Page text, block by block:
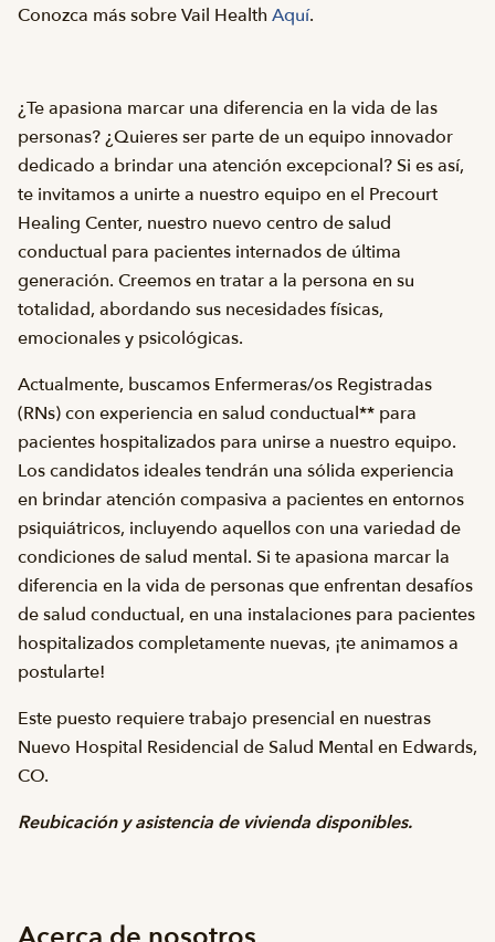
Conozca más sobre Vail Health Aquí.
¿Te apasiona marcar una diferencia en la vida de las
personas? ¿Quieres ser parte de un equipo innovador
dedicado a brindar una atención excepcional? Si es así,
te invitamos a unirte a nuestro equipo en el Precourt
Healing Center, nuestro nuevo centro de salud
conductual para pacientes internados de última
generación. Creemos en tratar a la persona en su
totalidad, abordando sus necesidades físicas,
emocionales y psicológicas.
Actualmente, buscamos Enfermeras/os Registradas
(RNs) con experiencia en salud conductual** para
pacientes hospitalizados para unirse a nuestro equipo.
Los candidatos ideales tendrán una sólida experiencia
en brindar atención compasiva a pacientes en entornos
psiquiátricos, incluyendo aquellos con una variedad de
condiciones de salud mental. Si te apasiona marcar la
diferencia en la vida de personas que enfrentan desafíos
de salud conductual, en una instalaciones para pacientes
hospitalizados completamente nuevas, ¡te animamos a
postularte!
Este puesto requiere trabajo presencial en nuestras
Nuevo Hospital Residencial de Salud Mental en Edwards,
CO.
Reubicación y asistencia de vivienda disponibles.